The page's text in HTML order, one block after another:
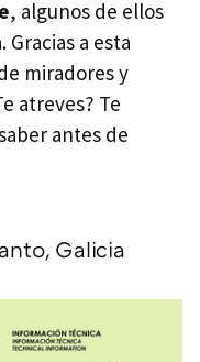
, algunos de ellos
a esta
miradores y
atreves? Te
antes de
Galicia